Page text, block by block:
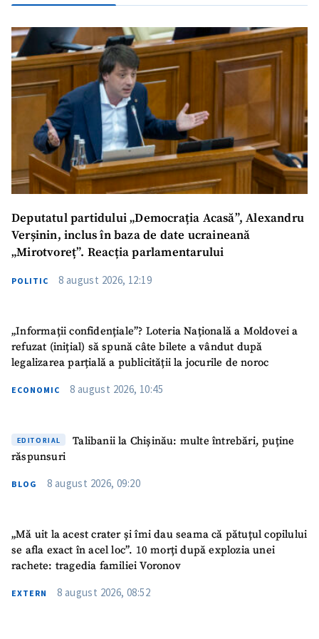
Deputatul partidului „Democrația Acasă”, Alexandru
Verșinin, inclus în baza de date ucraineană
„Mirotvoreț”. Reacția parlamentarului
POLITIC 8 august 2026, 12:19
„Informații confidențiale”? Loteria Națională a Moldovei a
refuzat (inițial) să spună câte bilete a vândut după
legalizarea parțială a publicității la jocurile de noroc
ECONOMIC 8 august 2026, 10:45
EDITORIAL
Talibanii la Chișinău: multe întrebări, puține
răspunsuri
BLOG 8 august 2026, 09:20
„Mă uit la acest crater și îmi dau seama că pătuțul copilului
se afla exact în acel loc”. 10 morți după explozia unei
rachete: tragedia familiei Voronov
EXTERN 8 august 2026, 08:52